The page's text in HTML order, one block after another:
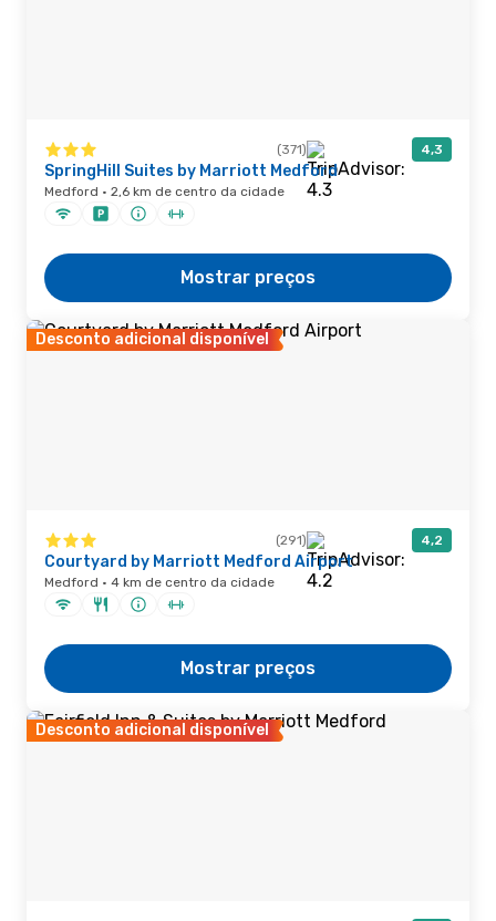
(371) 4,3
SpringHill Suites by Marriott Medford
Medford · 2,6 km de centro da cidade
Mostrar preços
Desconto adicional disponível
(291) 4,2
Courtyard by Marriott Medford Airport
Medford · 4 km de centro da cidade
Mostrar preços
Desconto adicional disponível